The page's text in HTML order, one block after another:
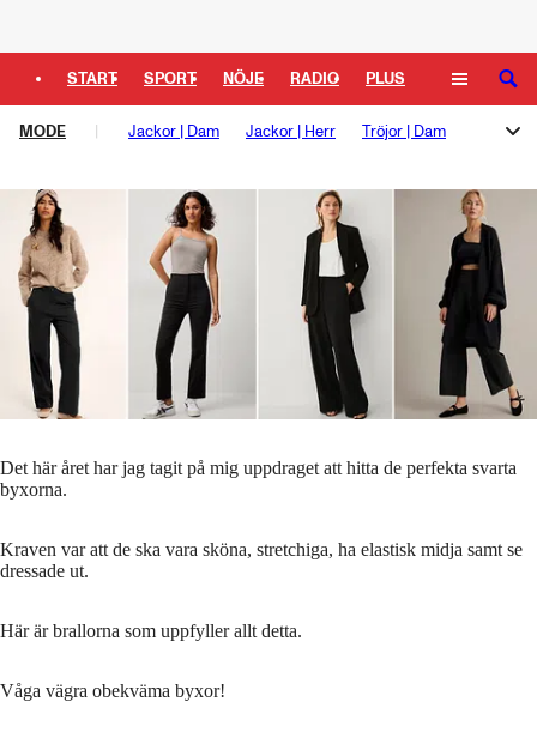
START SPORT NÖJE RADIO PLUS
TV KULTUR LEDARE
SÖK
MODE Jackor | Dam Jackor | Herr Tröjor | Dam
Skor | Dam Skor | Herr
som är sköna som tights
Karin Wittur
Artikeln innehåller annonslänkar
Det här året har jag tagit på mig uppdraget att hitta de perfekta svarta
byxorna.
Kraven var att de ska vara sköna, stretchiga, ha elastisk midja samt se
dressade ut.
Här är brallorna som uppfyller allt detta.
Våga vägra obekväma byxor!